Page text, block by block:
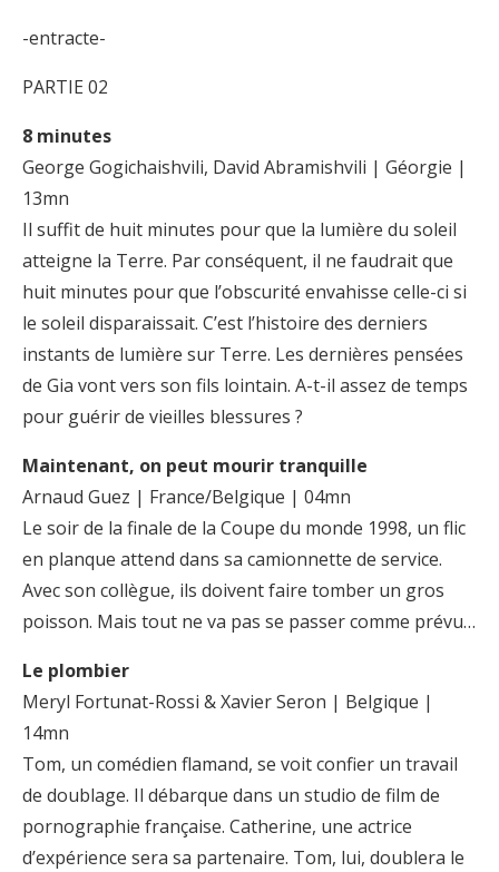
-entracte-
PARTIE 02
8 minutes
George Gogichaishvili, David Abramishvili | Géorgie |
13mn
Il suffit de huit minutes pour que la lumière du soleil
atteigne la Terre. Par conséquent, il ne faudrait que
huit minutes pour que l’obscurité envahisse celle-ci si
le soleil disparaissait. C’est l’histoire des derniers
instants de lumière sur Terre. Les dernières pensées
de Gia vont vers son fils lointain. A-t-il assez de temps
pour guérir de vieilles blessures ?
Maintenant, on peut mourir tranquille
Arnaud Guez | France/Belgique | 04mn
Le soir de la finale de la Coupe du monde 1998, un flic
en planque attend dans sa camionnette de service.
Avec son collègue, ils doivent faire tomber un gros
poisson. Mais tout ne va pas se passer comme prévu…
Le plombier
Meryl Fortunat-Rossi & Xavier Seron | Belgique |
14mn
Tom, un comédien flamand, se voit confier un travail
de doublage. Il débarque dans un studio de film de
pornographie française. Catherine, une actrice
d’expérience sera sa partenaire. Tom, lui, doublera le